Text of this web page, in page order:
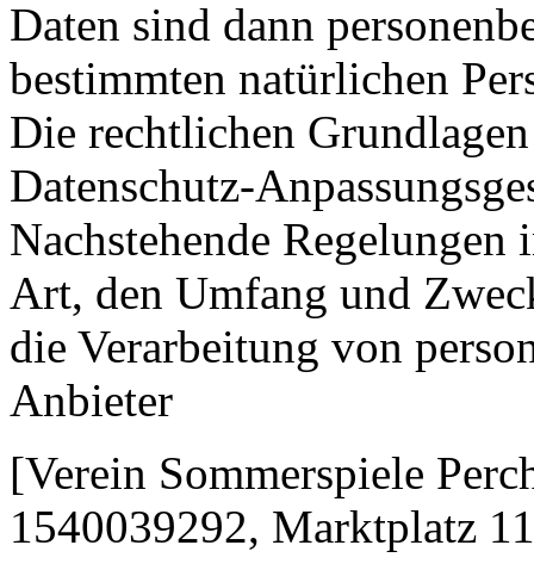
Daten sind dann
bestimmten natürlichen
Die rechtlichen
Datenschutz-
Nachstehende
Art, den Umfang und
die Verarbeitung von
Anbieter
[Verein Sommerspiele
1540039292, Marktplatz